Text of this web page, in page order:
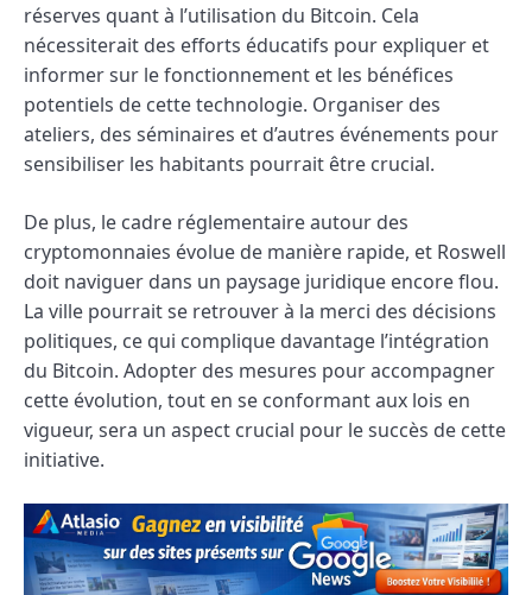
réserves quant à l’utilisation du Bitcoin. Cela
nécessiterait des efforts éducatifs pour expliquer et
informer sur le fonctionnement et les bénéfices
potentiels de cette technologie. Organiser des
ateliers, des séminaires et d’autres événements pour
sensibiliser les habitants pourrait être crucial.
De plus, le cadre réglementaire autour des
cryptomonnaies évolue de manière rapide, et Roswell
doit naviguer dans un paysage juridique encore flou.
La ville pourrait se retrouver à la merci des décisions
politiques, ce qui complique davantage l’intégration
du Bitcoin. Adopter des mesures pour accompagner
cette évolution, tout en se conformant aux lois en
vigueur, sera un aspect crucial pour le succès de cette
initiative.